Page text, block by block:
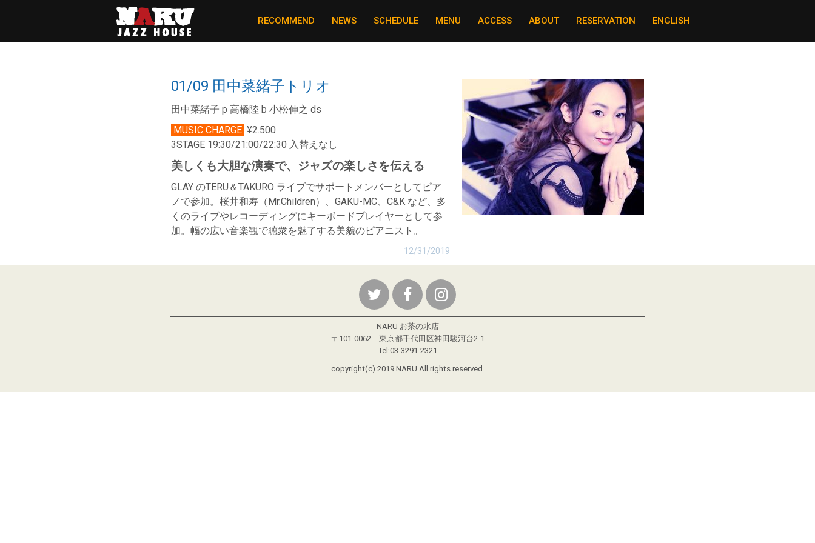
RECOMMEND NEWS SCHEDULE MENU ACCESS ABOUT RESERVATION ENGLISH
01/09 田中菜緒子トリオ
田中菜緒子 p 高橋陸 b 小松伸之 ds
MUSIC CHARGE ¥2.500
3STAGE 19:30/21:00/22:30 入替えなし
美しくも大胆な演奏で、 ジャズの楽しさを伝える
GLAY のTERU＆TAKURO ライブでサポートメンバーとしてピア
ノで参加。桜井和寿（Mr.Children）、GAKU-MC、C&K など、多
くのライブやレコーディングにキーボードプレイヤーとして参
加。幅の広い音楽観で聴衆を魅了する美貌のピアニスト。
12/31/2019
NARU お茶の水店
〒101-0062 東京都千代田区神田駿河台2-1
Tel:03-3291-2321
copyright(c) 2019 NARU.All rights reserved.